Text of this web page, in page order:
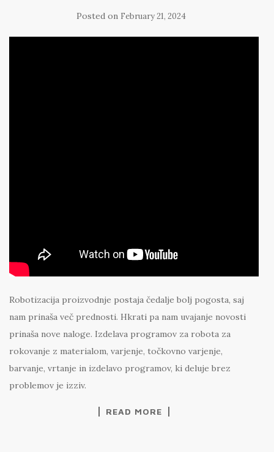
Posted on February 21, 2024
Robotizacija proizvodnje postaja čedalje bolj pogosta, saj
nam prinaša več prednosti. Hkrati pa nam uvajanje novosti
prinaša nove naloge. Izdelava programov za robota za
rokovanje z materialom, varjenje, točkovno varjenje,
barvanje, vrtanje in izdelavo programov, ki deluje brez
problemov je izziv.
READ MORE